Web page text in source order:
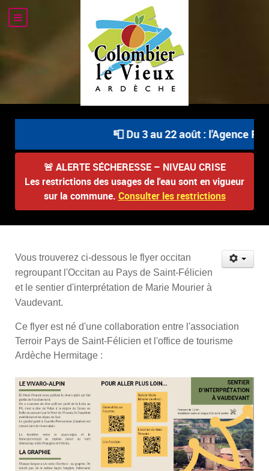
📮 Du 3 au 22 août : l'Agence
🚨 ALERTE SÉCHERESSE – NIVEAU CRISE
Les restrictions des usages de l'eau sont en vigueur
sur la commune. Consulter les restrictions
Vous trouverez ci-dessous le flyer occitan
regroupant l'Occitan au Pays de Saint-Félicien
et le sentier d'interprétation de Marie Mourier à
Vaudevant.
Ce flyer est né d'une collaboration entre l'association
Terroir Pays de Saint-Félicien et l'office de tourisme
Ardèche Hermitage :